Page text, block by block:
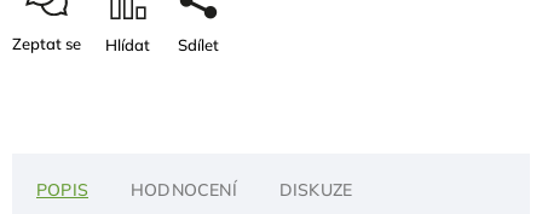
Zeptat se Hlídat Sdílet
POPIS HODNOCENÍ
DISKUZE